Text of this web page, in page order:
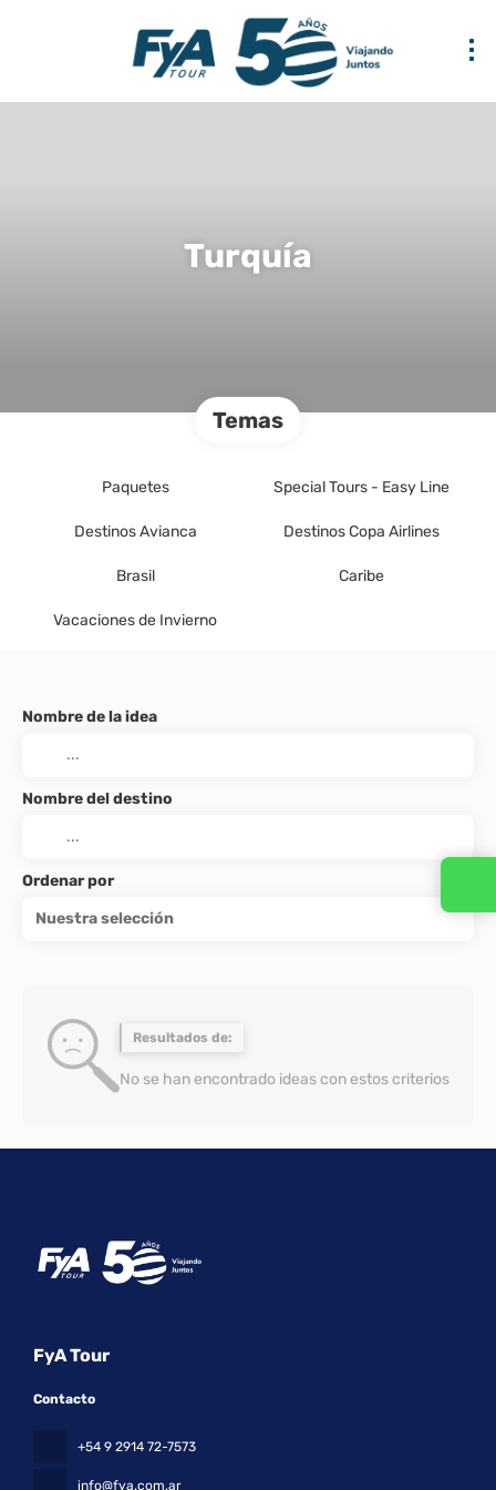
Turquía
Temas
Paquetes Special Tours - Easy Line
Destinos Avianca Destinos Copa Airlines
Brasil Caribe
Vacaciones de Invierno
Nombre de la idea
Nombre del destino
Ordenar por
Nuestra selección
Resultados de:
No se han encontrado ideas con estos criterios
FyA Tour
Contacto
+54 9 2914 72-7573
info@fya.com.ar